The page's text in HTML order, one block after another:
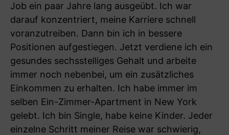
Job ein paar Jahre lang ausgeübt. Ich war
darauf konzentriert, meine Karriere schnell
voranzutreiben. Dann bin ich in bessere
Positionen aufgestiegen. Jetzt verdiene ich ein
gesundes sechsstelliges Gehalt und arbeite
immer noch nebenbei, um ein zusätzliches
Einkommen zu erhalten. Ich habe immer im
selben Ein-Zimmer-Apartment in New York
gelebt. Ich bin Single, habe keine Kinder. Jeder
einzelne Schritt meiner Reise war schwierig,